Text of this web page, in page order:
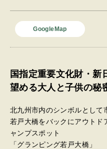
GoogleMap
国指定重要文化財・新
望める大人と子供の秘
北九州市内のシンボルとして
若戸大橋をバックにアウトド
ャンプスポット
「グランピング若戸大橋」